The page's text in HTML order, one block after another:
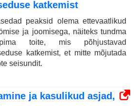
katkemist
peaksid olema ettevaatlikud
ja joomisega, näiteks tundma
toite, mis põhjustavad
katkemist, et mitte mõjutada
seisundit.
ja kasulikud asjad,